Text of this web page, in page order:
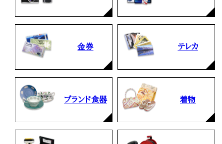
金券 テレカ
ブランド食器 着物